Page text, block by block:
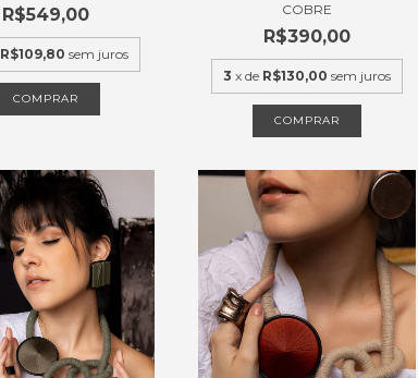
R$549,00
R$109,80 sem juros
COMPRAR
COBRE
R$390,00
3 x de R$130,00 sem juros
COMPRAR